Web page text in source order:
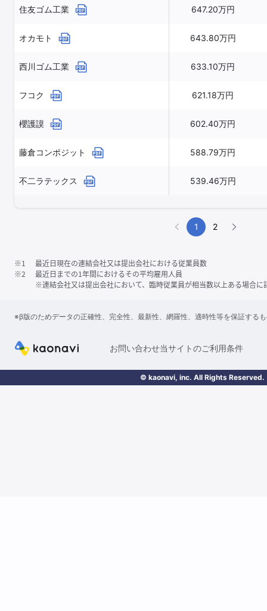
住友ゴム工業 647.20万円
オカモト 643.80万円
西川ゴム工業 633.10万円
フコク 621.18万円
櫻護謨 602.40万円
藤倉コンポジット 588.79万円
不二ラテックス 539.46万円
1 2
※1
最近日現在の連結会社又は提出会社における従業員数
※2
最近日までの1年間におけるその平均雇用人員
※連結会社又は提出会社において、臨時従業員が相当数以上ある場合に
※β版のためデータの正確性、完全性、最新性、網羅性、適時性等を保証する
お問い合わせ当サイトのご利用条件
© kaonavi, inc. All Rights Reserved.